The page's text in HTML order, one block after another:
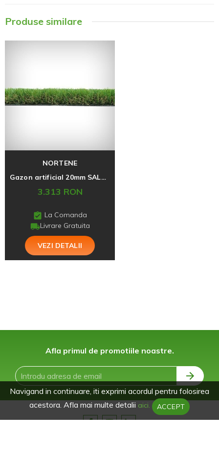
Produse similare
NORTENE
Gazon artificial 20mm SALZBURG, 2x20m
3.313 RON
La Comanda
Livrare Gratuita
VEZI DETALII
Afla primul de promotiile noastre.
Navigand in continuare, iti exprimi acordul pentru folosirea
acestora. Afla mai multe detalii aici. ACCEPT